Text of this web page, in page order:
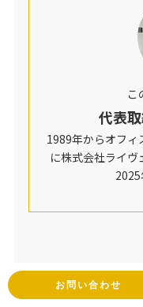
こ
代表
1989年からオフ
に株式会社ライヴ
2025
お問い合わせ